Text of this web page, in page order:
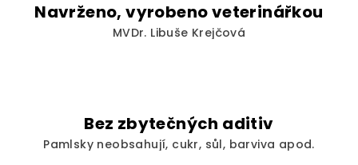
Navrženo, vyrobeno veterinářkou
MVDr. Libuše Krejčová
Bez zbytečných aditiv
Pamlsky neobsahují, cukr, sůl, barviva apod.